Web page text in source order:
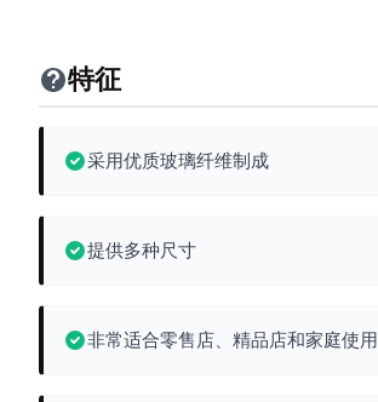
特征
采用优质玻璃纤维制成
提供多种尺寸
非常适合零售店、精品店和家庭使用